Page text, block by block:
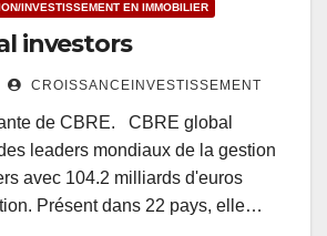
INVESTISSEMENT EN IMMOBILIER
investors
CROISSANCEINVESTISSEMENT
de CBRE. CBRE global
leaders mondiaux de la gestion
avec 104.2 milliards d'euros
Présent dans 22 pays, elle…